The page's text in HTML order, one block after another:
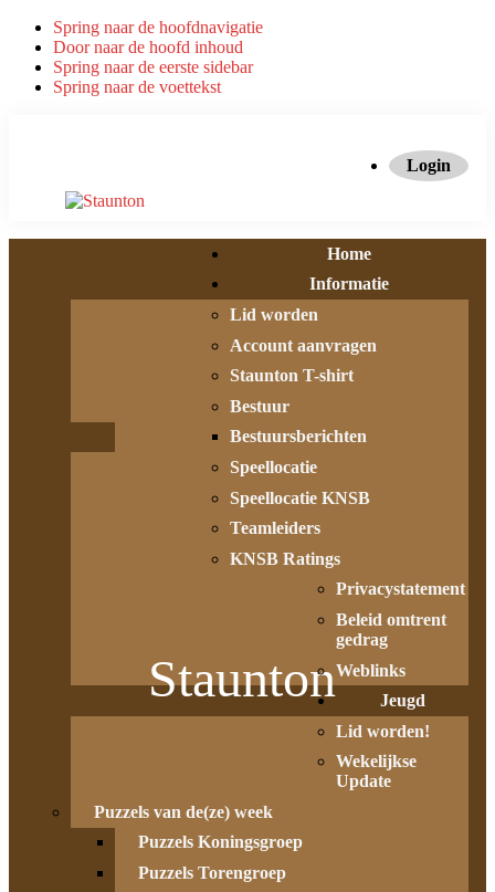
Spring naar de hoofdnavigatie
Door naar de hoofd inhoud
Spring naar de eerste sidebar
Spring naar de voettekst
Login
Staunton
Home
Informatie
Lid worden
Account aanvragen
Staunton T-shirt
Bestuur
Bestuursberichten
Speellocatie
Speellocatie KNSB
Teamleiders
KNSB Ratings
Privacystatement
Beleid omtrent
gedrag
Weblinks
Jeugd
Lid worden!
Wekelijkse
Update
Puzzels van de(ze) week
Puzzels Koningsgroep
Puzzels Torengroep